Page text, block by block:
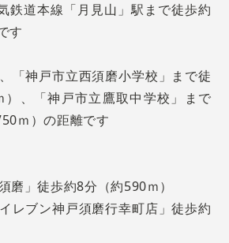
鉄道本線「月見山」駅まで徒歩約
す
「神戸市立西須磨小学校」まで徒
）、「神戸市立鷹取中学校」まで
ｍ）の距離です
磨」徒歩約8分（約590ｍ）
レブン神戸須磨行幸町店」徒歩約